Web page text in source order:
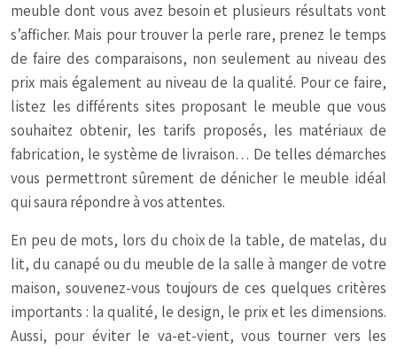
meuble dont vous avez besoin et plusieurs résultats vont
s’afficher. Mais pour trouver la perle rare, prenez le temps
de faire des comparaisons, non seulement au niveau des
prix mais également au niveau de la qualité. Pour ce faire,
listez les différents sites proposant le meuble que vous
souhaitez obtenir, les tarifs proposés, les matériaux de
fabrication, le système de livraison… De telles démarches
vous permettront sûrement de dénicher le meuble idéal
qui saura répondre à vos attentes.
En peu de mots, lors du choix de la table, de matelas, du
lit, du canapé ou du meuble de la salle à manger de votre
maison, souvenez-vous toujours de ces quelques critères
importants : la qualité, le design, le prix et les dimensions.
Aussi, pour éviter le va-et-vient, vous tourner vers les